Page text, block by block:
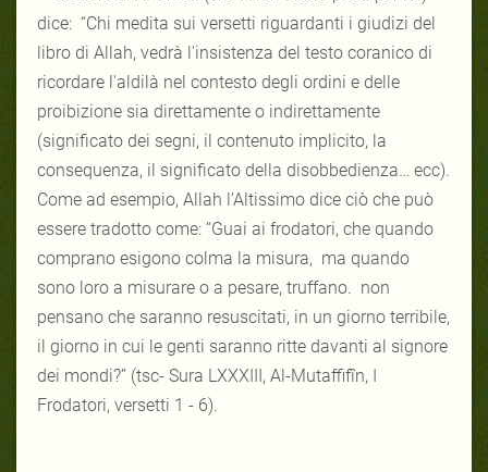
dice: “Chi medita sui versetti riguardanti i giudizi del
libro di Allah, vedrà l'insistenza del testo coranico di
ricordare l'aldilà nel contesto degli ordini e delle
proibizione sia direttamente o indirettamente
(significato dei segni, il contenuto implicito, la
consequenza, il significato della disobbedienza… ecc).
Come ad esempio, Allah l’Altissimo dice ciò che può
essere tradotto come: “Guai ai frodatori, che quando
comprano esigono colma la misura, ma quando
sono loro a misurare o a pesare, truffano. non
pensano che saranno resuscitati, in un giorno terribile,
il giorno in cui le genti saranno ritte davanti al signore
dei mondi?” (tsc- Sura LXXXIII, Al-Mutaffifîn, I
Frodatori, versetti 1 - 6).